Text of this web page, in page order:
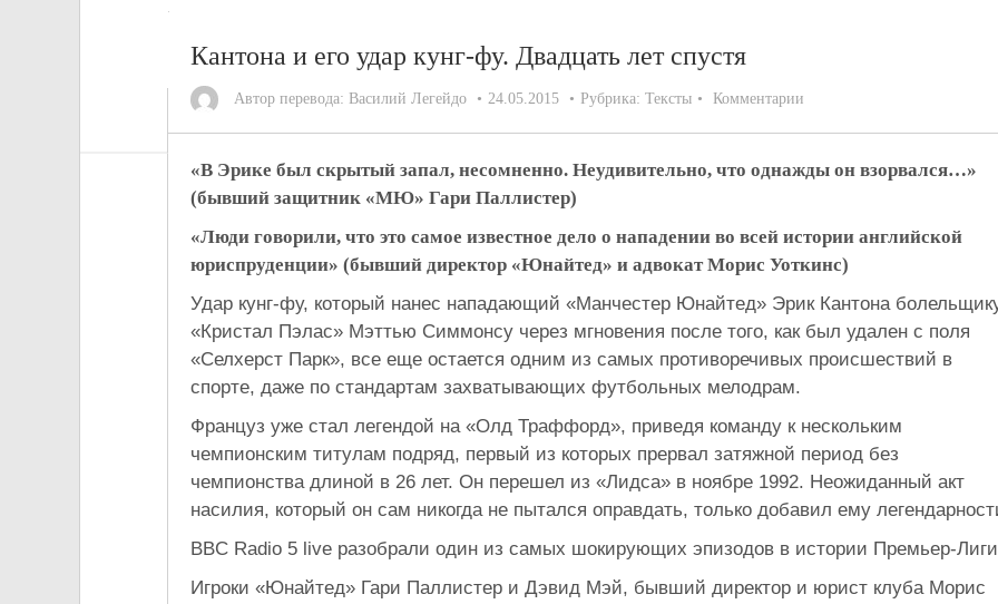
Кантона и его удар кунг-фу. Двадцать лет спустя
Автор перевода: Василий Легейдо 24.05.2015 Рубрика: Тексты Комментарии
«В Эрике был скрытый запал, несомненно. Неудивительно, что однажды он взорвался…»
(бывший защитник «МЮ» Гари Паллистер)
«Люди говорили, что это самое известное дело о нападении во всей истории английской
юриспруденции» (бывший директор «Юнайтед» и адвокат Морис Уоткинс)
Удар кунг-фу, который нанес нападающий «Манчестер Юнайтед» Эрик Кантона
«Кристал Пэлас» Мэттью Симмонсу через мгновения после того, как был удален с поля
«Селхерст Парк», все еще остается одним из самых противоречивых происшествий в
спорте, даже по стандартам захватывающих футбольных мелодрам.
Француз уже стал легендой на «Олд Траффорд», приведя команду к нескольким
чемпионским титулам подряд, первый из которых прервал затяжной период без
чемпионства длиной в 26 лет. Он перешел из «Лидса» в ноябре 1992. Неожиданный акт
насилия, который он сам никогда не пытался оправдать, только добавил ему
BBC Radio 5 live разобрали один из самых шокирующих эпизодов в истории Премьер-
Игроки «Юнайтед» Гари Паллистер и Дэвид Мэй, бывший директор и юрист клуба Морис